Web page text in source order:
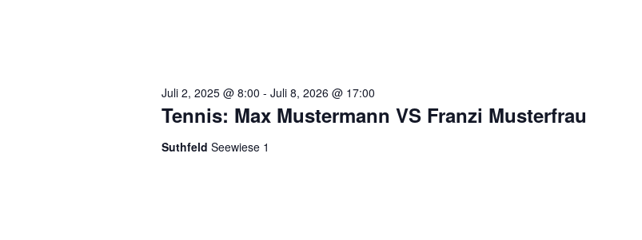
Tennis: Max Mustermann VS Franzi Musterfrau
Juli 2, 2025 @ 8:00 -Juli 8, 2026 @ 17:00
SuthfeldSeewiese 1